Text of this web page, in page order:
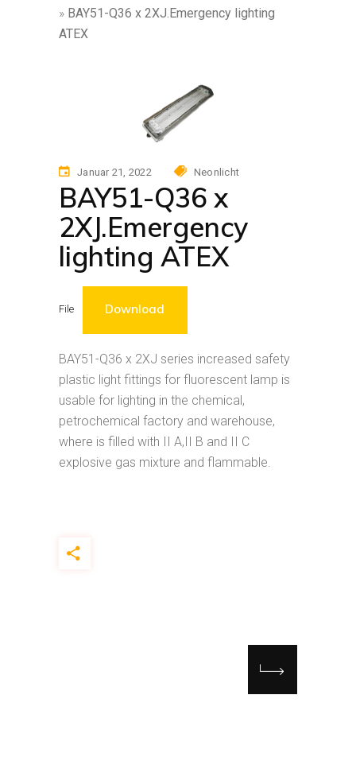
» BAY51-Q36 x 2XJ.Emergency lighting
ATEX
Januar 21, 2022 Neonlicht
BAY51-Q36 x
2XJ.Emergency
lighting ATEX
File Download
BAY51-Q36 x 2XJ series increased safety
plastic light fittings for fluorescent lamp is
usable for lighting in the chemical,
petrochemical factory and warehouse,
where is filled with II A,II B and II C
explosive gas mixture and flammable.